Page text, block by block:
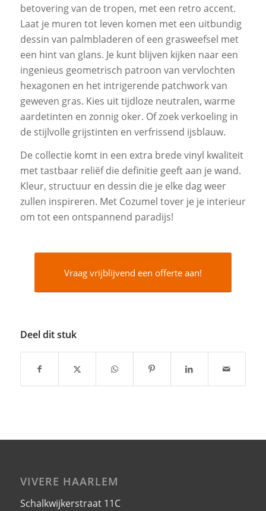
betovering van de tropen, met een retro accent.
Laat je muren tot leven komen met een uitbundig
dessin van palmbladeren of een grasweefsel met
een hint van glans. Je kunt blijven kijken naar een
ingenieus geometrisch patroon van vervlochten
hexagonen en het intrigerende patchwork van
geweven gras. Kies uit tijdloze neutralen, warme
aardetinten en zonnig oker. Of zoek verkoeling in
de stijlvolle grijstinten en verfrissend ijsblauw.
De collectie komt in een extra brede vinyl kwaliteit
met tastbaar reliëf die definitie geeft aan je wand.
Kleur, structuur en dessin die je elke dag weer
zullen inspireren. Met Cozumel tover je je interieur
om tot een ontspannend paradijs!
Vraag vrijblijvend een offerte aan!
Deel dit stuk
VIVERE HAARLEM
Schalkwijkerstraat 11C